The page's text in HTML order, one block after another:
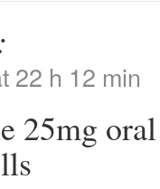
22 h 12 min
25mg